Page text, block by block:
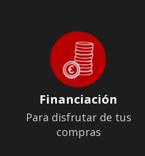
Financiación
Para disfrutar de tus
compras